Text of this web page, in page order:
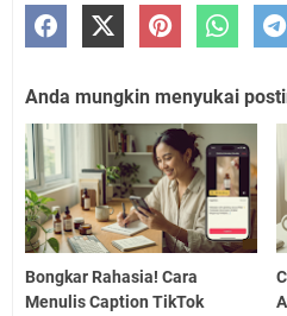
Anda mungkin menyukai
Bongkar Rahasia! Cara
Menulis Caption TikTok